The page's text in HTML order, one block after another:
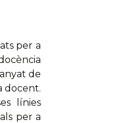
per a
de
docent.
línies
per a